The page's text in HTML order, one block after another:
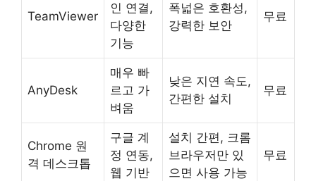
TeamViewer
인 연결,
다양한
기능
폭넓은 호환성,
강력한 보안
무료
AnyDesk
매우 빠
르고 가
벼움
낮은 지연 속도,
간편한 설치
무료
Chrome 원
격 데스크톱
구글 계
정 연동,
웹 기반
설치 간편, 크롬
브라우저만 있
으면 사용 가능
무료